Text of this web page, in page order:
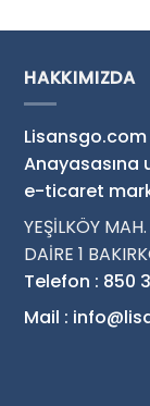
HAKKIMIZDA
Anayasasına
e-ticaret
YEŞİLKÖY
DAİRE 1
Telefon : 850
Mail :